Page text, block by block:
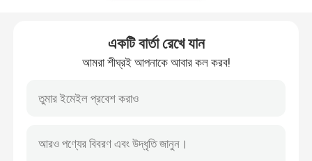
এসপ্রেসো বিন গ্রাইন্ডার
আউটডোর কফি পেষকদন্ত
হ্যান্ড কফি গ্রাইন্ডার
একটি বার্তা রেখে যান
আমরা শীঘ্রই আপনাকে আবার কল করব!